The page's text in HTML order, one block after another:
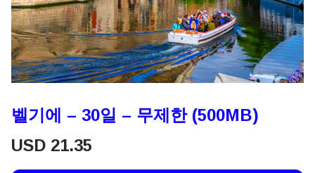
벨기에 – 30일 – 무제한 (500MB)
USD 21.35